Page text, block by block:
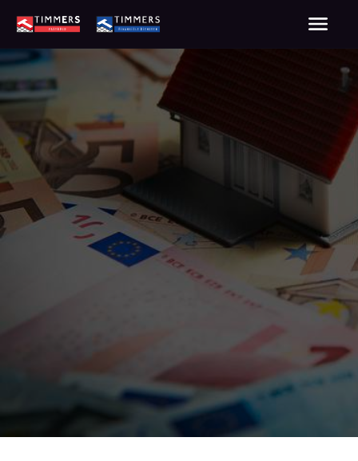
Terug naar alle artikelen